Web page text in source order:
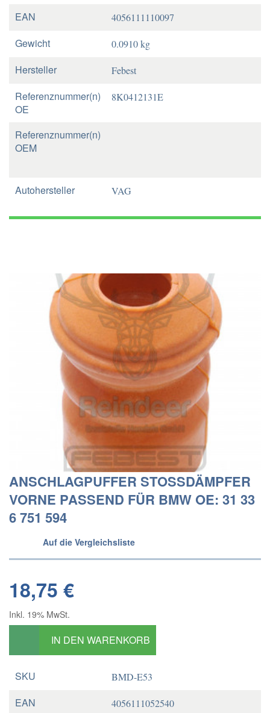
EAN 4056111110097
Gewicht 0.0910 kg
Hersteller Febest
Referenznummer(n)
OE
8K0412131E
Referenznummer(n)
OEM
Autohersteller VAG
ANSCHLAGPUFFER STOSSDÄMPFER
VORNE PASSEND FÜR BMW OE: 31 33
6 751 594
Auf die Vergleichsliste
18,75 €
Inkl. 19% MwSt.
IN DEN WARENKORB
SKU BMD-E53
EAN 4056111052540